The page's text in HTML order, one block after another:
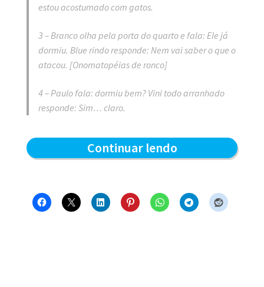
estou acostumado com gatos.
3 – Branco olha pela porta do quarto e fala: Ele já
dormiu. Blue rindo responde: Nem vai saber o que o
atacou. [Onomatopéias de ronco]
4 – Paulo fala: dormiu bem? Vini todo arranhado
responde: Sim… claro.
Continuar lendoUma
–